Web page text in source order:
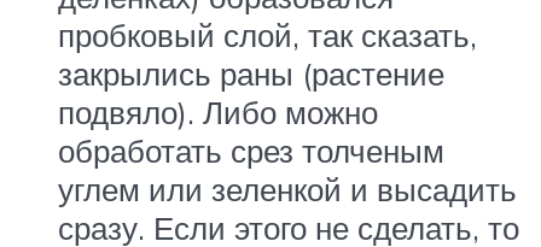
пробковый слой, так сказать,
закрылись раны (растение
подвяло). Либо можно
обработать срез толченым
углем или зеленкой и высадить
сразу. Если этого не сделать, то